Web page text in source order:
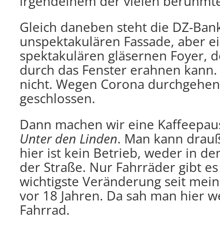
Gleich daneben steht die DZ-
unspektakulären Fassade, aber
spektakulären gläsernen Foyer,
durch das Fenster erahnen
nicht. Wegen Corona
geschlossen.
Dann machen wir eine
Unter den Linden. Man kann
hier ist kein Betrieb, weder in
der Straße. Nur Fahrräder gibt
wichtigste Veränderung seit
vor 18 Jahren. Da sah man hier
Fahrrad.